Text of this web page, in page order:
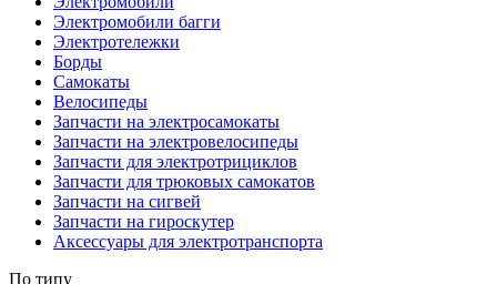
Электромобили багги
Электротележки
Борды
Самокаты
Велосипеды
Запчасти на электросамокаты
Запчасти на электровелосипеды
Запчасти для электротрициклов
Запчасти для трюковых самокатов
Запчасти на сигвей
Запчасти на гироскутер
Аксессуары для электротранспорта
По типу